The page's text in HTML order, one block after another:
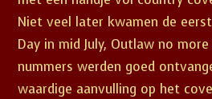
Niet veel later kwamen de
Day in mid July, Outlaw no more
nummers werden goed
waardige aanvulling op het